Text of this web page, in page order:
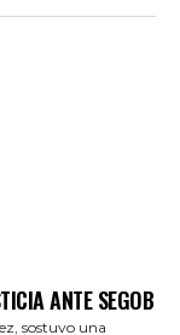
ANTE SEGOB
sostuvo una